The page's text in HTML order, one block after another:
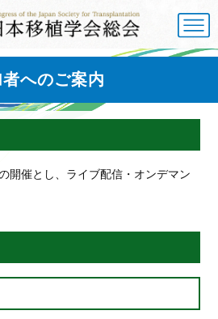
へのご案内
開催とし、ライブ配信・オンデマン